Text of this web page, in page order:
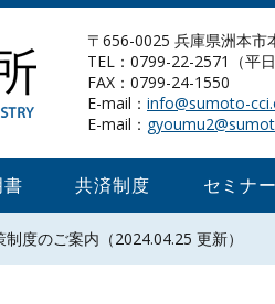
〒656-0025 兵庫県洲本市
TEL：0799-22-2571（平日
FAX：0799-24-1550
E-mail： info@sumoto-
E-mail：
共済制度 セミナ
度のご案内（2024.04.25 更新）